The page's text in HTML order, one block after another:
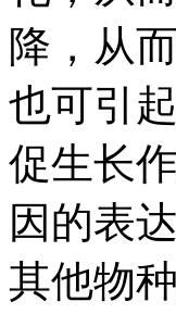
降，从
也可引
促生长
因的表
其他物